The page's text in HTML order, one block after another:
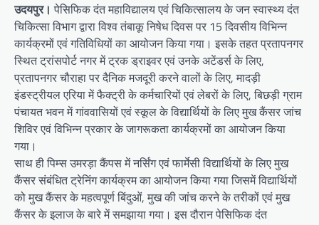
उदयपुर। पेसिफिक दंत महाविद्यालय एवं चिकित्सालय के जन स्वास्थ्य दंत
चिकित्सा विभाग द्वारा विश्व तंबाकू निषेध दिवस पर 15 दिवसीय विभिन्न
कार्यक्रमों एवं गतिविधियों का आयोजन किया गया। इसके तहत प्रतापनगर
स्थित ट्रांसपोर्ट नगर में ट्रक ड्राइवर एवं उनके अटेंडर्स के लिए,
प्रतापनगर चौराहा पर दैनिक मजदूरी करने वालों के लिए, मादड़ी
इंडस्ट्रीयल एरिया में फैक्ट्री के कर्मचारियों एवं लेबरों के लिए, बिछड़ी ग्राम
पंचायत भवन में गांववासियों एवं स्कूल के विद्यार्थियों के लिए मुख कैंसर जांच
शिविर एवं विभिन्न प्रकार के जागरूकता कार्यक्रमों का आयोजन किया
गया।
साथ ही पिम्स उमरड़ा कैंपस में नर्सिंग एवं फार्मेसी विद्यार्थियों के लिए मुख
कैंसर संबंधित ट्रेनिंग कार्यक्रम का आयोजन किया गया जिसमें विद्यार्थियों
को मुख कैंसर के महत्वपूर्ण बिंदुओं, मुख की जांच करने के तरीकों एवं मुख
कैंसर के इलाज के बारे में समझाया गया। इस दौरान पेसिफिक दंत